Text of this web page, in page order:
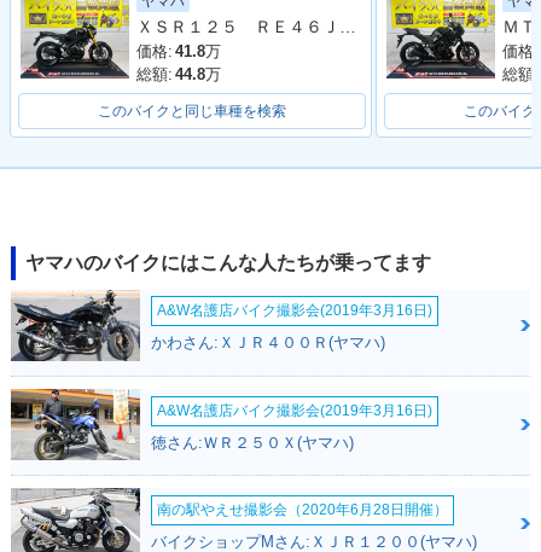
2018年 MT-125 2017年 MT-125 2016年 MT-125
2015年 MT-125・新
登場
価格: 41.8万
総額: 44.8万
このバイクと同じ車種を検索
価格:
総額:
このバイク
ヤマハのバイクにはこんな人たちが乗ってます
A&W名護店バイク撮影会(2019年3月16日)
かわさん:ＸＪＲ４００Ｒ(ヤマハ)
A&W名護店バイク撮影会(2019年3月16日)
徳さん:ＷＲ２５０Ｘ(ヤマハ)
南の駅やえせ撮影会（2020年6月28日開催）
バイクショップMさん:ＸＪＲ１２００(ヤマハ)